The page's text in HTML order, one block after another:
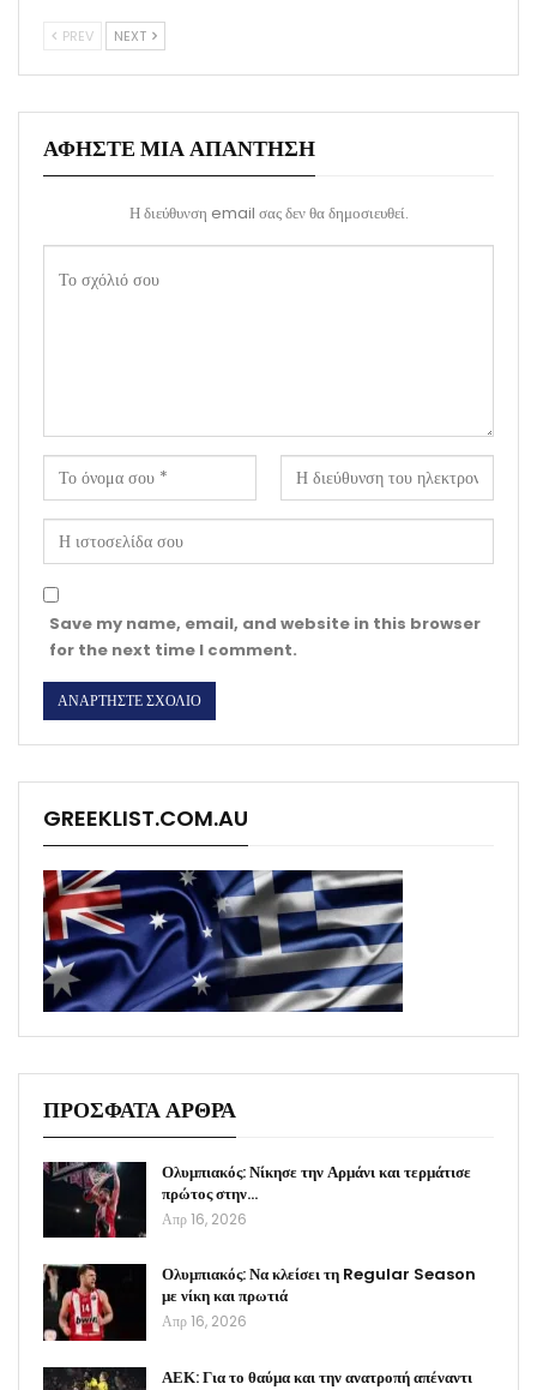
PREV NEXT
ΑΦΉΣΤΕ ΜΙΑ ΑΠΆΝΤΗΣΗ
Η διεύθυνση email σας δεν θα δημοσιευθεί.
Save my name, email, and website in this browser
for the next time I comment.
GREEKLIST.COM.AU
ΠΡΟΣΦΑΤΑ ΑΡΘΡΑ
Ολυμπιακός: Νίκησε την Αρμάνι και τερμάτισε
πρώτος στην…
Απρ 16, 2026
Ολυμπιακός: Να κλείσει τη Regular Season
με νίκη και πρωτιά
Απρ 16, 2026
ΑΕΚ: Για το θαύμα και την ανατροπή απέναντι